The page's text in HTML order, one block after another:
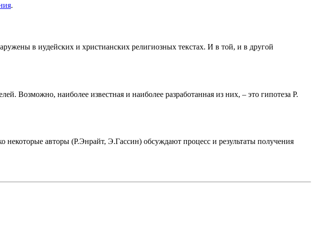
.
в иудейских и христианских религиозных текстах. И в той, и в другой
Возможно, наиболее известная и наиболее разработанная из них, – это гипотеза Р.
некоторые авторы (Р.Энрайт, Э.Гассин) обсуждают процесс и результаты получения